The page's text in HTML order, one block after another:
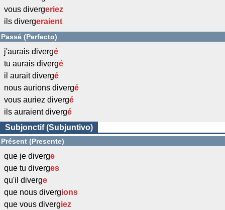
vous divergeriez
ils divergeraient
Passé (Perfecto)
j'aurais divergé
tu aurais divergé
il aurait divergé
nous aurions divergé
vous auriez divergé
ils auraient divergé
Subjonctif (Subjuntivo)
Présent (Presente)
que je diverge
que tu diverges
qu'il diverge
que nous divergions
que vous divergiez